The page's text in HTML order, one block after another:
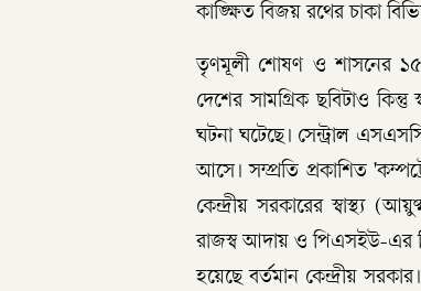
কাঙ্ক্ষিত বিজয় রথের চাকা
তৃণমূলী শোষণ ও শাসনের ১৫
দেশের সামগ্রিক ছবিটাও
ঘটনা ঘটেছে। সেন্ট্রাল
আসে। সম্প্রতি প্রকাশিত
কেন্দ্রীয় সরকারের স্বাস্থ্য
রাজস্ব আদায় ও পিএসইউ-এর
হয়েছে বর্তমান কেন্দ্রীয়